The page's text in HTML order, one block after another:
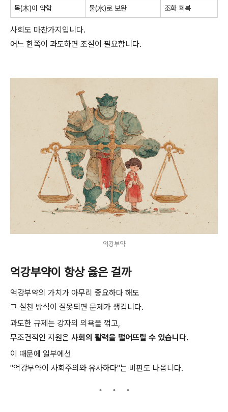
목(木)이 약함 물(水)로 보완 조화 회복
사회도 마찬가지입니다.
어느 한쪽이 과도하면 조절이 필요합니다.
억강부약
억강부약이 항상 옳은 걸까
억강부약의 가치가 아무리 중요하다 해도
그 실천 방식이 잘못되면 문제가 생깁니다.
과도한 규제는 강자의 의욕을 꺾고,
무조건적인 지원은 사회의 활력을 떨어뜨릴 수 있습니다.
이 때문에 일부에선
"억강부약이 사회주의와 유사하다"는 비판도 나옵니다.